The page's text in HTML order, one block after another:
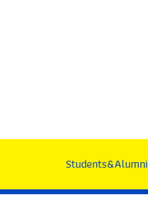
Students&Alumni